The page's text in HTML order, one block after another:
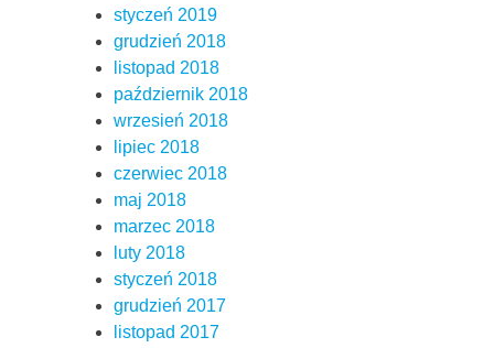
styczeń 2019
grudzień 2018
listopad 2018
październik 2018
wrzesień 2018
lipiec 2018
czerwiec 2018
maj 2018
marzec 2018
luty 2018
styczeń 2018
grudzień 2017
listopad 2017